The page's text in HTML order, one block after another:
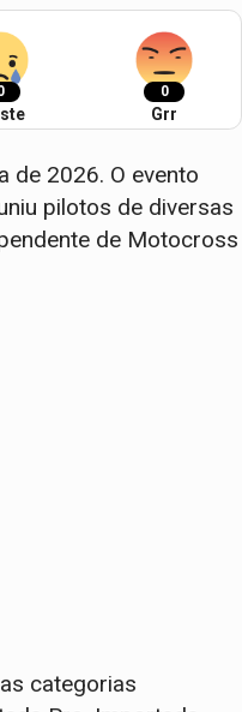
0
Grr
de 2026. O evento
pilotos de diversas
de Motocross
categorias